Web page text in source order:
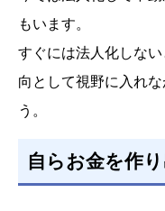
もいます。
すぐには法人化しな
向として視野に入れ
う。
自らお金を作